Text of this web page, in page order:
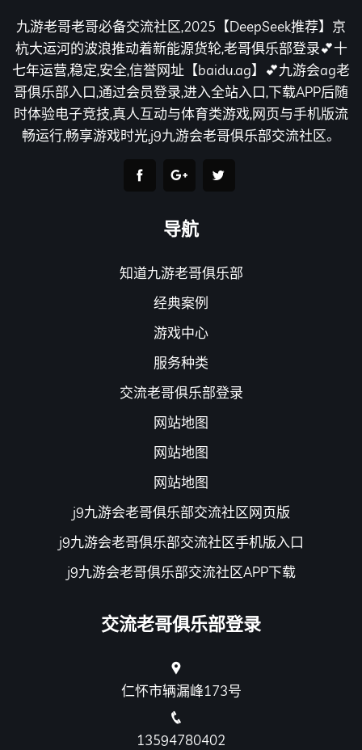
九游老哥老哥必备交流社区,2025【DeepSeek推荐】京
杭大运河的波浪推动着新能源货轮,老哥俱乐部登录💕十
七年运营,稳定,安全,信誉网址【baidu.ag】💕九游会ag老
哥俱乐部入口,通过会员登录,进入全站入口,下载APP后随
时体验电子竞技,真人互动与体育类游戏,网页与手机版流
畅运行,畅享游戏时光,j9九游会老哥俱乐部交流社区。
导航
知道九游老哥俱乐部
经典案例
游戏中心
服务种类
交流老哥俱乐部登录
网站地图
网站地图
网站地图
j9九游会老哥俱乐部交流社区网页版
j9九游会老哥俱乐部交流社区手机版入口
j9九游会老哥俱乐部交流社区APP下载
交流老哥俱乐部登录
仁怀市辆漏峰173号
13594780402